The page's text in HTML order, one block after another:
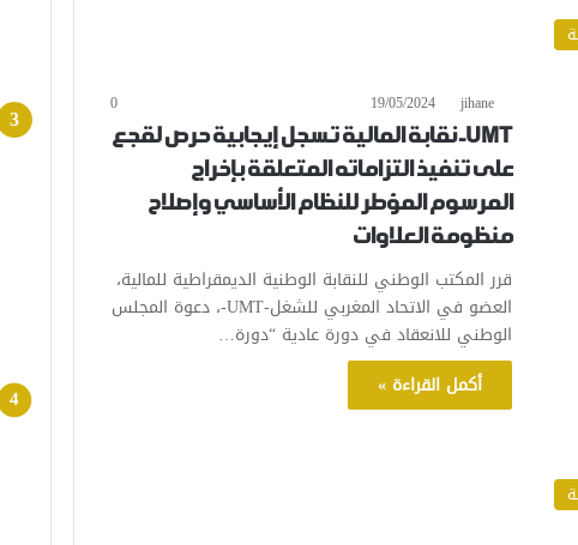
jihane
19/05/2024
0
UMT- نقابة المالية تسجل إيجابية حرص لقجع
على تنفيذ التزاماته المتعلقة بإخراج
المرسوم المؤطر للنظام الأساسي وإصلاح
منظومة العلاوات
قرر المكتب الوطني للنقابة الوطنية الديمقراطية للمالية،
العضو في الاتحاد المغربي للشغل-UMT-، دعوة المجلس
الوطني للانعقاد في دورة عادية “دورة…
أكمل القراءة »